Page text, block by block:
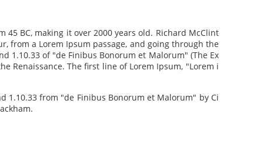
BC, making it over 2000 years old. Richard McClint
from a Lorem Ipsum passage, and going through the
1.10.33 of "de Finibus Bonorum et Malorum" (The Ex
Renaissance. The first line of Lorem Ipsum, "Lorem i
1.10.33 from "de Finibus Bonorum et Malorum" by Ci